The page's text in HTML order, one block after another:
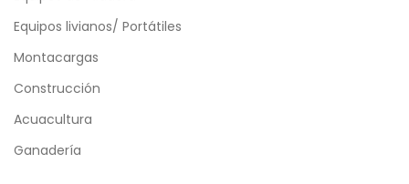
Equipos livianos/ Portátiles
Montacargas
Construcción
Acuacultura
Ganadería